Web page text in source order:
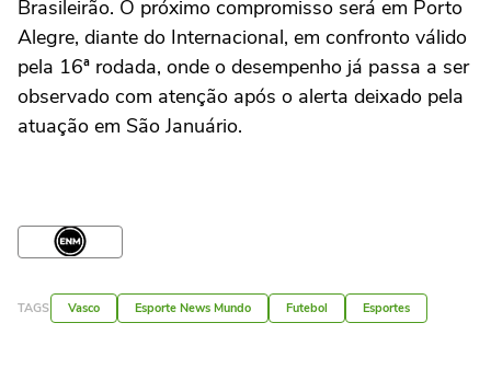
Brasileirão. O próximo compromisso será em Porto
Alegre, diante do Internacional, em confronto válido
pela 16ª rodada, onde o desempenho já passa a ser
observado com atenção após o alerta deixado pela
atuação em São Januário.
TAGS Vasco Esporte News Mundo Futebol Esportes